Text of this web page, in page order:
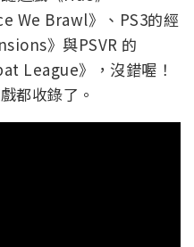
We Brawl》、PS3的經
》與PSVR 的
League》，沒錯喔！
都收錄了。